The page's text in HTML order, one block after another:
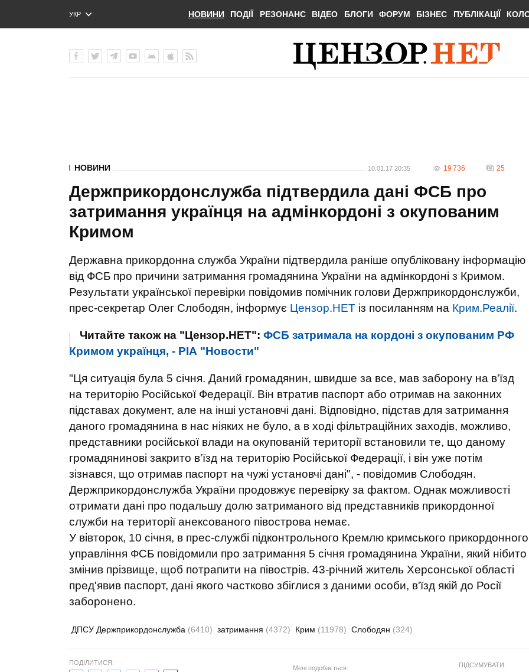
УКР
ENG
НОВИНИ ПОДІЇ РЕЗОНАНС ВІДЕО БЛОГИ ФОРУМ БІЗНЕС ПУБЛІКАЦІЇ
НОВИНИ 10.01.17 20:35 19 736 25
Держприкордонслужба підтвердила дані ФСБ про
затримання українця на адмінкордоні з окупованим
Кримом
Державна прикордонна служба України підтвердила раніше опубліковану інформацію
від ФСБ про причини затримання громадянина України на адмінкордоні з Кримом.
Результати української перевірки повідомив помічник голови Держприкордонслужби,
прес-секретар Олег Слободян, інформує Цензор.НЕТ із посиланням на Крим.Реалії.
Читайте також на "Цензор.НЕТ": ФСБ затримала на кордоні з окупованим РФ
Кримом українця, - РІА "Новости"
"Ця ситуація була 5 січня. Даний громадянин, швидше за все, мав заборону на в'їзд
на територію Російської Федерації. Він втратив паспорт або отримав на законних
підставах документ, але на інші установчі дані. Відповідно, підстав для затримання
даного громадянина в нас ніяких не було, а в ході фільтраційних заходів, можливо,
представники російської влади на окупованій території встановили те, що даному
громадянинові закрито в'їзд на територію Російської Федерації, і він уже потім
зізнався, що отримав паспорт на чужі установчі дані", - повідомив Слободян.
Держприкордонслужба України продовжує перевірку за фактом. Однак можливості
отримати дані про подальшу долю затриманого від представників прикордонної
служби на території анексованого півострова немає.
У вівторок, 10 січня, в прес-службі підконтрольного Кремлю кримського прикордонного
управління ФСБ повідомили про затримання 5 січня громадянина України, який нібито
змінив прізвище, щоб потрапити на півострів. 43-річний житель Херсонської області
пред'явив паспорт, дані якого частково збіглися з даними особи, в'їзд якій до Росії
заборонено.
ДПСУ Держприкордонслужба (6410) затримання (4372) Крим (11978) Слободян (324)
ПОДІЛИТИСЯ:
Мені подобається ПІДСУМУВАТИ: